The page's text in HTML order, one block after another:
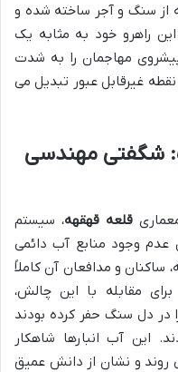
از سنگ و آجر ساخته شده و
راهرو خود به مثابه یک
مهاجمان را به شدت
غیرقابل عبور تبدیل می
شگفتی مهندسی
قلعه قهقهه، سیستم
وجود منابع آب دائمی
ساکنان و مدافعان آن کاملاً
مقابله با این چالش،
در دل سنگ حفر کرده بودند
این آب انبارها شاهکار
روند و نشان از دانش عمیق